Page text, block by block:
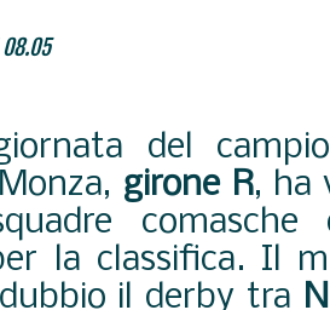
del
girone R, ha
comasche
la classifica. Il
il derby tra